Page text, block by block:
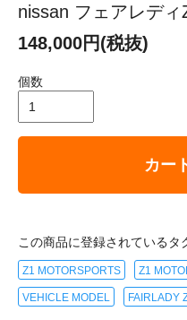
nissan フェアレディ
148,000円(税抜)
個数
カー
この商品に登録されているタ
Z1 MOTORSPORTS Z1
VEHICLE MODEL FAIRLADY